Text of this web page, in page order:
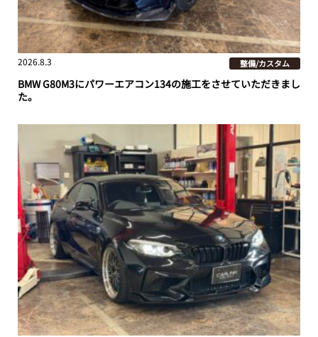
2026.8.3 整備/カスタム
BMW G80M3にパワーエアコン134の施工をさせていただきまし
た。